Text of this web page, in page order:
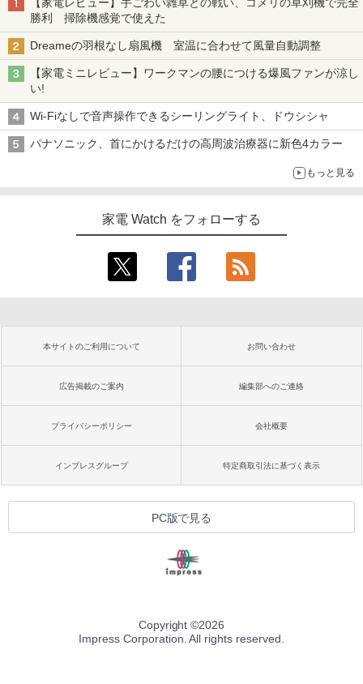
勝利 掃除機感覚で使えた
Dreameの羽根なし扇風機 室温に合わせて風量自動調整
【家電ミニレビュー】ワークマンの腰につける爆風ファンが涼し
い!
Wi-Fiなしで音声操作できるシーリングライト、ドウシシャ
パナソニック、首にかけるだけの高周波治療器に新色4カラー
もっと見る
家電 Watch をフォローする
本サイトのご利用について お問い合わせ
広告掲載のご案内 編集部へのご連絡
プライバシーポリシー 会社概要
インプレスグループ 特定商取引法に基づく表示
PC版で見る
Copyright ©2026
Impress Corporation. All rights reserved.